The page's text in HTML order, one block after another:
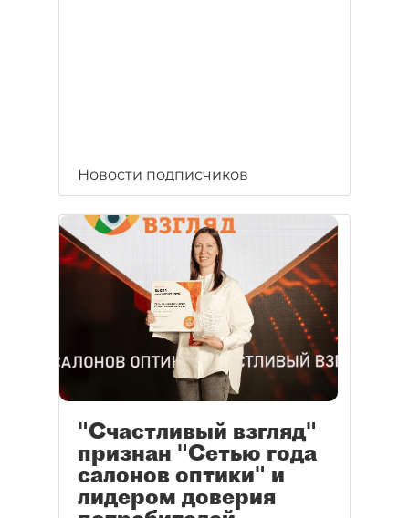
Новости подписчиков
"Счастливый взгляд"
признан "Сетью года
салонов оптики" и
лидером доверия